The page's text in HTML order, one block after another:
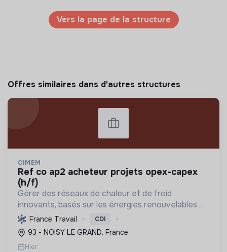
Vers la page de la structure
Offres similaires dans d'autres structures
CIMEM
ref co ap2 acheteur projets opex-capex
(h/f)
Gérer des réseaux de chaleur et de froid
innovants, basés sur les énergies renouvelables et
la récupération, pour décarboner l'énergie,
améliorer l'efficacité et réduire les coûts,
contribuant ainsi à...
France Travail CDI
93 - NOISY LE GRAND, France
Hier